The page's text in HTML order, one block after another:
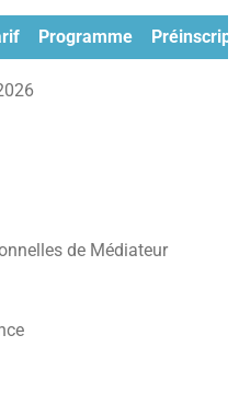
Programme
de Médiateur